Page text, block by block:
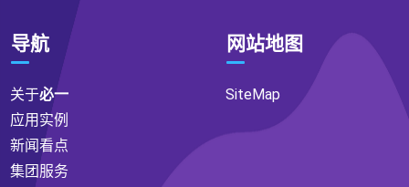
导航
关于必一
应用实例
新闻看点
集团服务
网站地图
SiteMap